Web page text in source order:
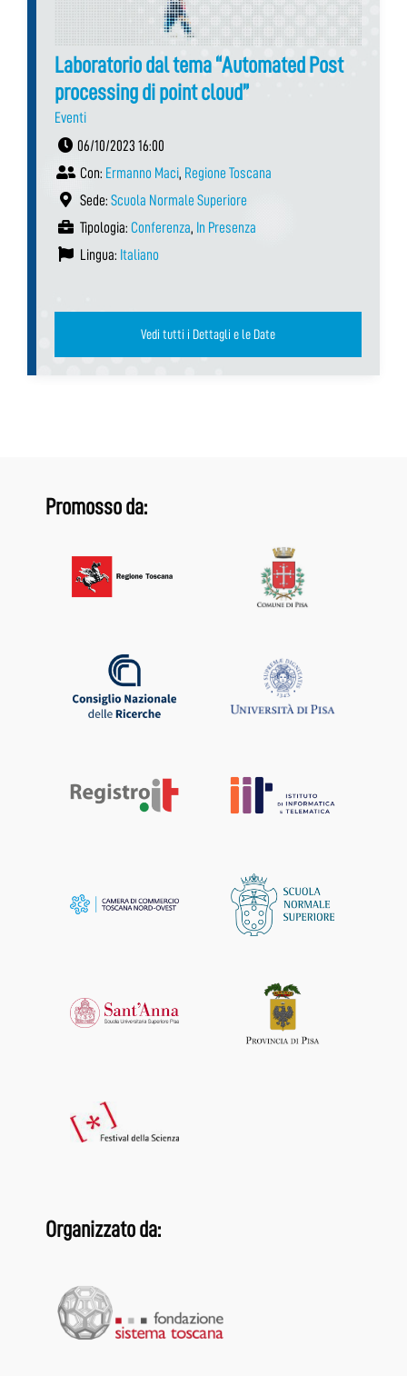
Laboratorio dal tema “Automated Post
processing di point cloud”
Eventi
06/10/2023 16:00
Con: Ermanno Maci, Regione Toscana
Sede: Scuola Normale Superiore
Tipologia: Conferenza, In Presenza
Lingua: Italiano
Vedi tutti i Dettagli e le Date
Promosso da:
Organizzato da: